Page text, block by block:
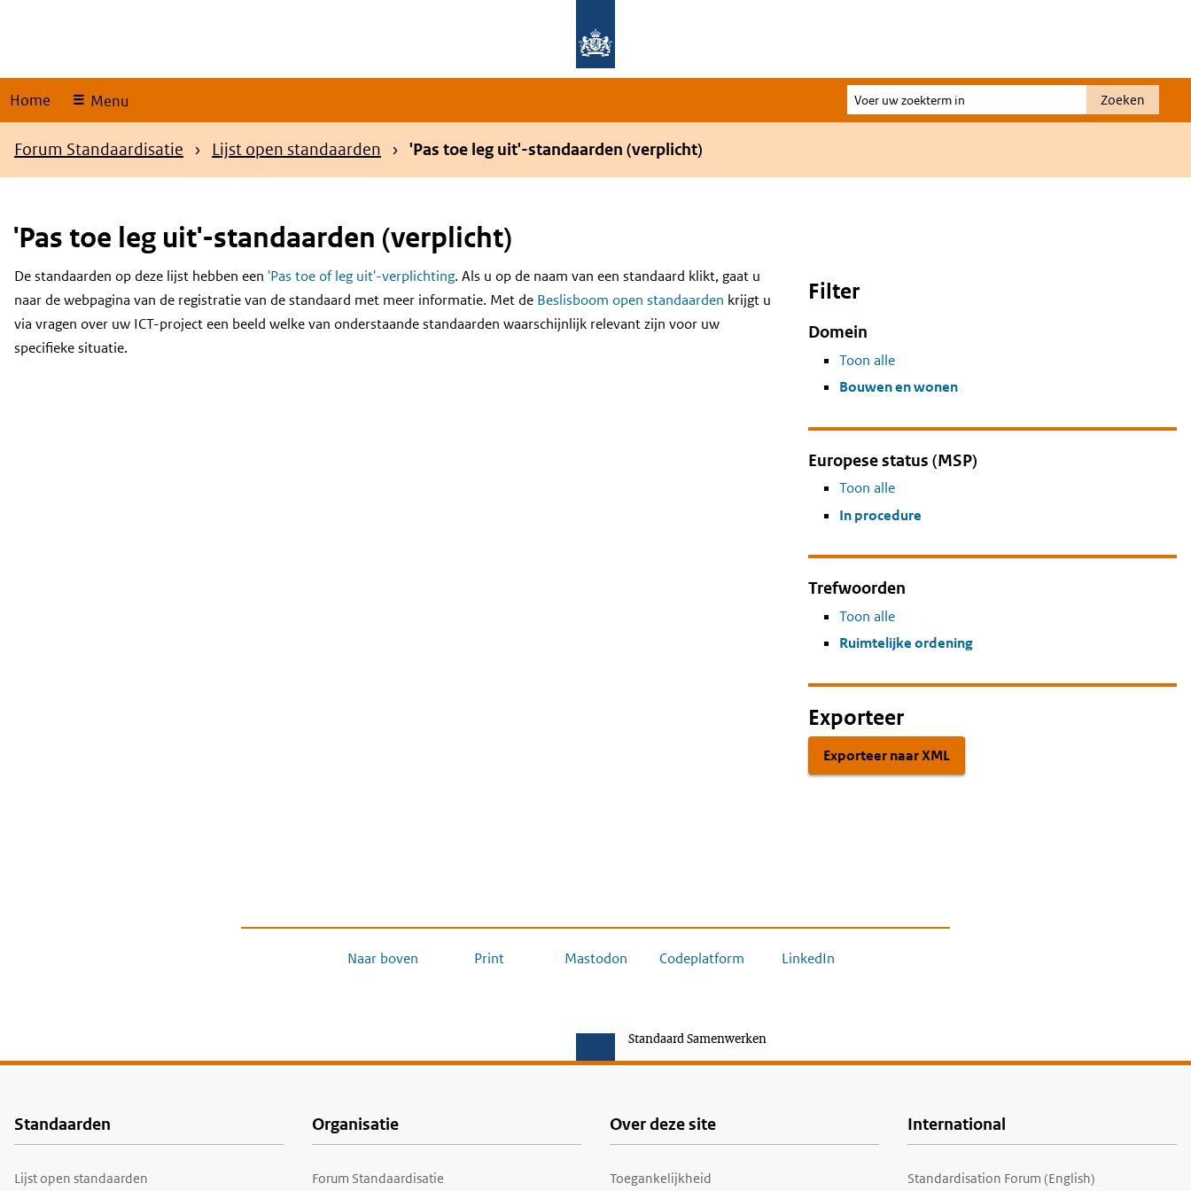
Home Menu
Voer
uw
Zoeken
Kruimelpad
Forum Standaardisatie Lijst open standaarden 'Pas toe leg uit'-standaarden (verplicht)
'Pas toe leg uit'-standaarden (verplicht)
Content
De standaarden op deze lijst hebben een 'Pas toe of leg uit'-verplichting. Als u op de naam van een standaard klikt, gaat u
naar de webpagina van de registratie van de standaard met meer informatie. Met de Beslisboom open standaarden krijgt u
via vragen over uw ICT-project een beeld welke van onderstaande standaarden waarschijnlijk relevant zijn voor uw
specifieke situatie.
Filter
Domein
Toon alle
Bouwen en wonen
Europese status (MSP)
Toon alle
In procedure
Trefwoorden
Toon alle
Ruimtelijke ordening
Exporteer
Exporteer naar XML
Naar boven Print Mastodon Codeplatform LinkedIn
Standaard Samenwerken
Voet
Standaarden
Lijst open standaarden
Organisatie
Forum Standaardisatie
Over deze site
Toegankelijkheid
International
Standardisation Forum (English)